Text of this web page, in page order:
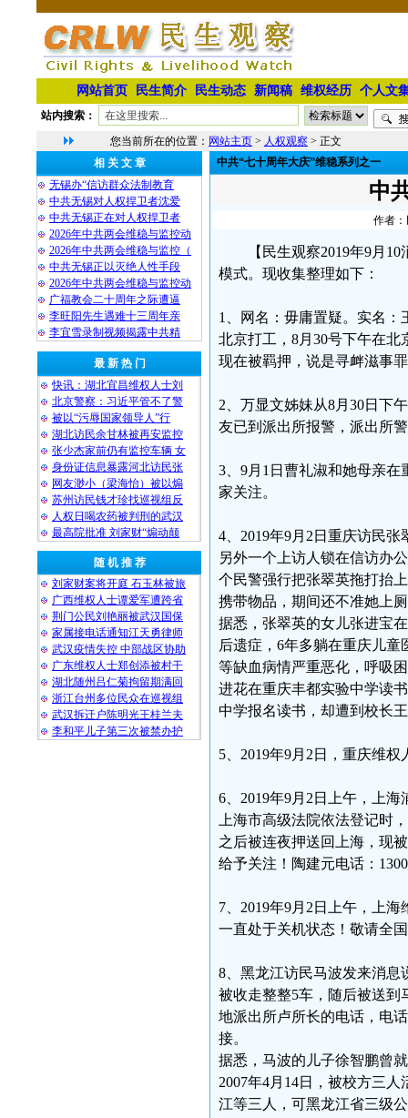
网站首页 民生简介 民生动态 新闻稿 维权经历 个人文
站内搜索：
您当前所在的位置： 网站主页 > 人权观察 > 正文
相 关 文 章
无锡办“信访群众法制教育
中共无锡对人权捍卫者沈爱
中共无锡正在对人权捍卫者
2026年中共两会维稳与监控动
2026年中共两会维稳与监控（
中共无锡正以灭绝人性手段
2026年中共两会维稳与监控动
广福教会二十周年之际遭逼
李旺阳先生遇难十三周年亲
李宜雪录制视频揭露中共精
最 新 热 门
快讯：湖北宜昌维权人士刘
北京警察：习近平管不了警
被以“污辱国家领导人”行
湖北访民余甘林被再安监控
张少杰家前仍有监控车辆 女
身份证信息暴露河北访民张
网友渺小（梁海怡）被以煽
苏州访民钱才珍找巡视组反
人权日喝农药被判刑的武汉
最高院批准 刘家财“煽动颠
随 机 推 荐
刘家财案将开庭 石玉林被旅
广西维权人士谭爱军遭跨省
荆门公民刘艳丽被武汉国保
家属接电话通知江天勇律师
武汉疫情失控 中部战区协助
广东维权人士郑创添被村干
湖北随州吕仁菊拘留期满回
浙江台州多位民众在巡视组
武汉拆迁户陈明光王桂兰夫
李和平儿子第三次被禁办护
中共“七十周年大庆”维稳系列之一
中
作者：
【民生观察2019年9月
模式。现收集整理如下：
1、网名：毋庸置疑。实名
北京打工，8月30号下午在
现在被羁押，说是寻衅滋事
2、万显文姊妹从8月30日下
友已到派出所报警，派出所
3、9月1日曹礼淑和她母亲
家关注。
4、2019年9月2日重庆访民
另外一个上访人锁在信访办
个民警强行把张翠英拖打抬
携带物品，期间还不准她上
据悉，张翠英的女儿张进宝
后遗症，6年多躺在重庆儿
等缺血病情严重恶化，呼吸
进花在重庆丰都实验中学读
中学报名读书，却遭到校长
5、2019年9月2日，重庆维
6、2019年9月2日上午，上
上海市高级法院依法登记时
之后被连夜押送回上海，现
给予关注！陶建元电话：
7、2019年9月2日上午，上
一直处于关机状态！敬请全
8、黑龙江访民马波发来消息
被收走整整5车，随后被送到
地派出所卢所长的电话，电
接。
据悉，马波的儿子徐智鹏曾
2007年4月14日，被校方三
江等三人，可黑龙江省三级